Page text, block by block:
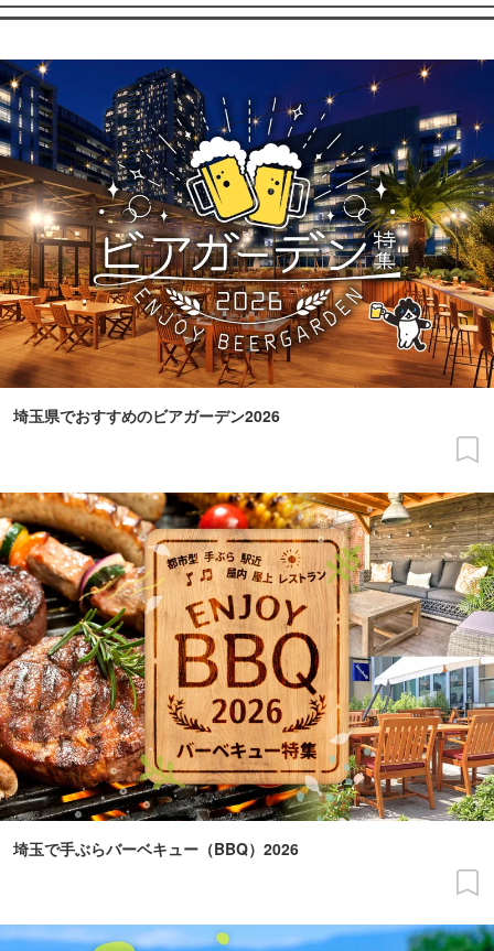
埼玉県でおすすめのビアガーデン2026
埼玉で手ぶらバーベキュー（BBQ）2026